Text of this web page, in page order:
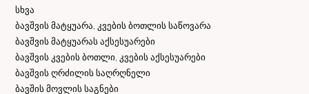
სხვა
ბავშვის მატყუარა, კვების ბოთლის საწოვარა
ბავშვის მატყუარას აქსესუარები
ბავშვის კვების ბოთლი, კვების აქსესუარები
ბავშვის ღრძილის საღრღნელი
ბავშის მოვლის საგნები